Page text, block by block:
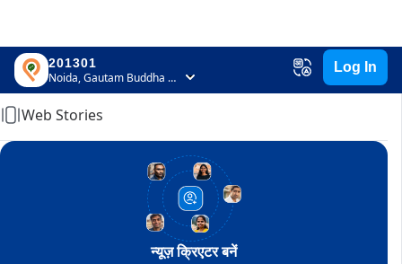
201301
Noida, Gautam Buddha Nagar, Uttar Pradesh
Log In
Home
Web Stories
न्यूज़ क्रिएटर बनें